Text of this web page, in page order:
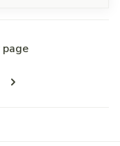
la page
page